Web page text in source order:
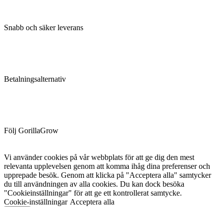
Snabb och säker leverans
Betalningsalternativ
Följ GorillaGrow
Vi använder cookies på vår webbplats för att ge dig den mest
relevanta upplevelsen genom att komma ihåg dina preferenser och
upprepade besök. Genom att klicka på "Acceptera alla" samtycker
du till användningen av alla cookies. Du kan dock besöka
"Cookieinställningar" för att ge ett kontrollerat samtycke.
Cookie-inställningar Acceptera alla